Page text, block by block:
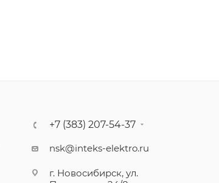
+7 (383) 207-54-37
nsk@inteks-elektro.ru
г. Новосибирск, ул.